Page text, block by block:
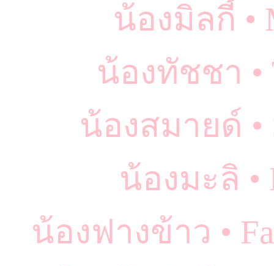
น้องมิลกี้ •
น้องทัชชา •
น้องสมายด์ •
น้องมะลิ •
น้องฟางข้าว •